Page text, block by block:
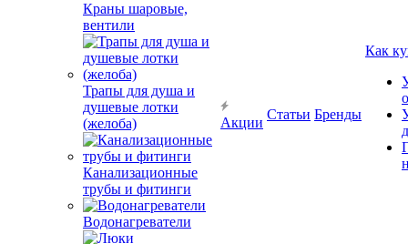
Краны шаровые,
вентили
Трапы для душа и
душевые лотки
(желоба)
Канализационные
трубы и фитинги
Водонагреватели
Акции
Статьи Бренды
Как